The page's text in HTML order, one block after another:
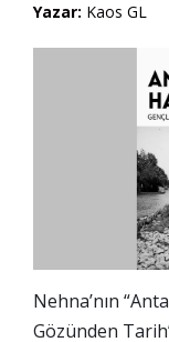
Yazar: Kaos GL
Nehna’nın
Gözünden